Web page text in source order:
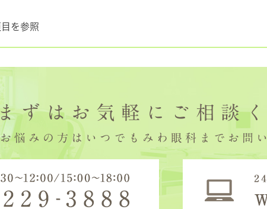
を参照
ずはお気軽にご相談
お悩みの方はいつでもみわ眼科までお問